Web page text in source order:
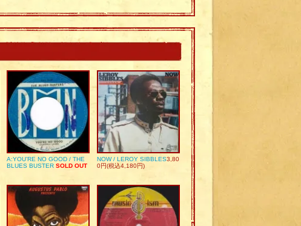
A:YOU’RE NO GOOD / THE
BLUES BUSTER SOLD OUT
NOW / LEROY SIBBLES3,80
0円(税込4,180円)